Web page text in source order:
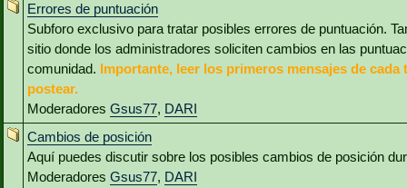
Errores de puntuación
Subforo exclusivo para tratar posibles errores de puntuación.
sitio donde los administradores soliciten cambios en las
comunidad. Importante, leer los primeros mensajes de cada
postear.
Moderadores Gsus77, DARI
Cambios de posición
Aquí puedes discutir sobre los posibles cambios de posición
Moderadores Gsus77, DARI